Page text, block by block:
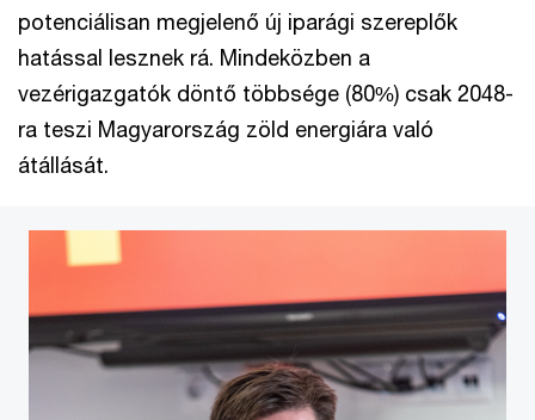
potenciálisan megjelenő új iparági szereplők
hatással lesznek rá. Mindeközben a
vezérigazgatók döntő többsége (80%) csak 2048-
ra teszi Magyarország zöld energiára való
átállását.